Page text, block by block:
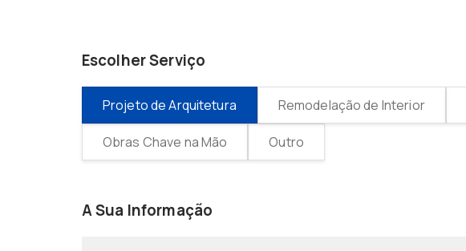
Escolher Serviço
Projeto de Arquitetura Remodelação de Interior
Obras Chave na Mão Outro
A Sua Informação